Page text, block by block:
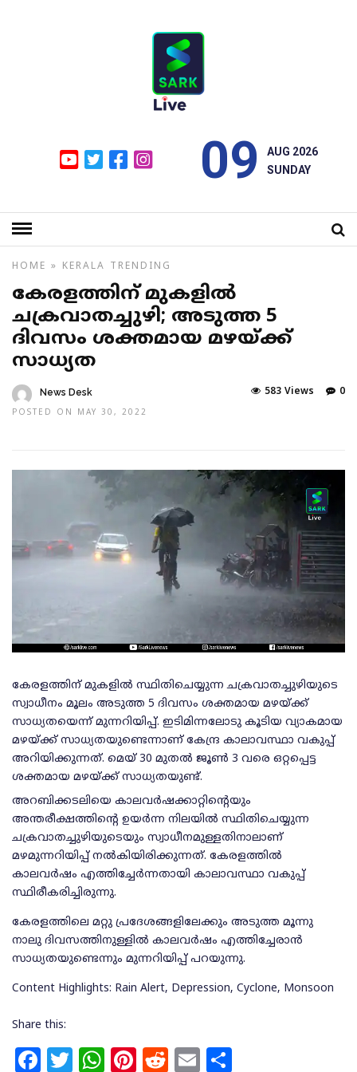
09
AUG 2026
SUNDAY
HOME » KERALA TRENDING
കേരളത്തിന് മുകളില്‍
ചക്രവാതച്ചുഴി; അടുത്ത 5
ദിവസം ശക്തമായ മഴയ്ക്ക്
സാധ്യത
News Desk
POSTED ON MAY 30, 2022
0
583 Views
കേരളത്തിന് മുകളില്‍ സ്ഥിതിചെയ്യുന്ന ചക്രവാതച്ചുഴിയുടെ
സ്വാധീനം മൂലം അടുത്ത 5 ദിവസം ശക്തമായ മഴയ്ക്ക്
സാധ്യതയെന്ന് മുന്നറിയിപ്പ്. ഇടിമിന്നലോടു കൂടിയ വ്യാകമായ
മഴയ്ക്ക് സാധ്യതയുണ്ടെന്നാണ് കേന്ദ്ര കാലാവസ്ഥാ വകുപ്പ്
അറിയിക്കുന്നത്. മെയ് 30 മുതല്‍ ജൂണ്‍ 3 വരെ ഒറ്റപ്പെട്ട
ശക്തമായ മഴയ്ക്ക് സാധ്യതയുണ്ട്.
അറബിക്കടലിയെ കാലവര്‍ഷക്കാറ്റിന്റെയും
അന്തരീക്ഷത്തിന്റെ ഉയര്‍ന്ന നിലയില്‍ സ്ഥിതിചെയ്യുന്ന
ചക്രവാതച്ചുഴിയുടെയും സ്വാധീനമുള്ളതിനാലാണ്
മഴമുന്നറിയിപ്പ് നല്‍കിയിരിക്കുന്നത്. കേരളത്തില്‍
കാലവര്‍ഷം എത്തിച്ചേര്‍ന്നതായി കാലാവസ്ഥാ വകുപ്പ്
സ്ഥിരീകരിച്ചിരുന്നു.
കേരളത്തിലെ മറ്റു പ്രദേശങ്ങളിലേക്കും അടുത്ത മൂന്നു
നാലു ദിവസത്തിനുള്ളില്‍ കാലവര്‍ഷം എത്തിച്ചേരാന്‍
സാധ്യതയുണ്ടെന്നും മുന്നറിയിപ്പ് പറയുന്നു.
Content Highlights: Rain Alert, Depression, Cyclone, Monsoon
Share this:
F
T
W Pi R
E